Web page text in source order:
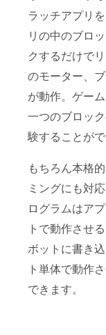
ラッチアプリ
リの中のブロ
クするだけで
のモーター、
が動作。ゲー
一つのブロッ
験することがで
もちろん本格
ミングにも対
ログラムはア
トで動作させ
ボットに書き
ト単体で動作
できます。